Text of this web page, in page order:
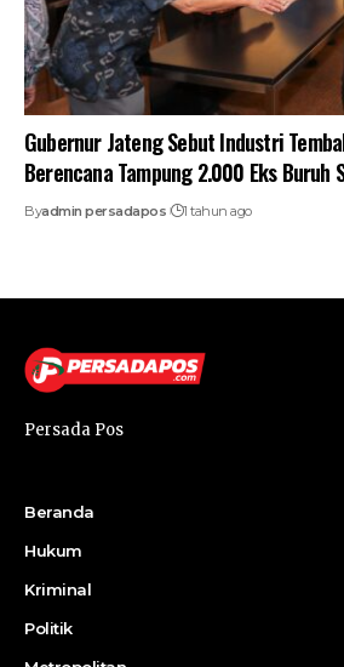
Gubernur Jateng Sebut Industri
Berencana Tampung 2.000 Eks Buruh
Byadmin persadapos 1 tahun ago
Persada Pos
Beranda
Hukum
Kriminal
Politik